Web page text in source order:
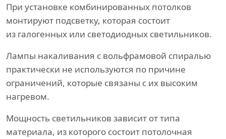
При установке комбинированных потолков
монтируют подсветку, которая состоит
из галогенных или светодиодных светильников.
Лампы накаливания с вольфрамовой спиралью
практически не используются по причине
ограничений, которые связаны с их высоким
нагревом.
Мощность светильников зависит от типа
материала, из которого состоит потолочная